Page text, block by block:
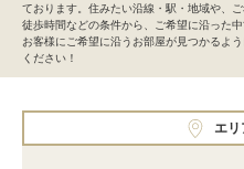
ております。住みたい沿線・駅・地域や、
徒歩時間などの条件から、ご希望に沿った
お客様にご希望に沿うお部屋が見つかるよ
ください！
エ